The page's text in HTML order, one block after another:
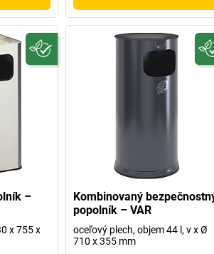
–
x 755 x
Kombinovaný
popolník – VAR
oceľový plech, objem 44 l, v x Ø
710 x 355 mm